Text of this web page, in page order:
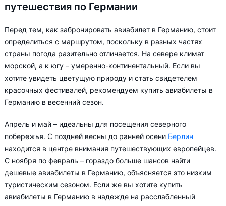
путешествия по Германии
Перед тем, как забронировать авиабилет в Германию, стоит
определиться с маршрутом, поскольку в разных частях
страны погода разительно отличается. На севере климат
морской, а к югу – умеренно-континентальный. Если вы
хотите увидеть цветущую природу и стать свидетелем
красочных фестивалей, рекомендуем купить авиабилеты в
Германию в весенний сезон.
Апрель и май – идеальны для посещения северного
побережья. С поздней весны до ранней осени Берлин
находится в центре внимания путешествующих европейцев.
С ноября по февраль – гораздо больше шансов найти
дешевые авиабилеты в Германию, объясняется это низким
туристическим сезоном. Если же вы хотите купить
авиабилеты в Германию в надежде на расслабленный